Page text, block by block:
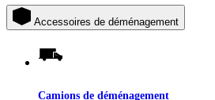
Accessoires de déménagement
Camions de déménagement